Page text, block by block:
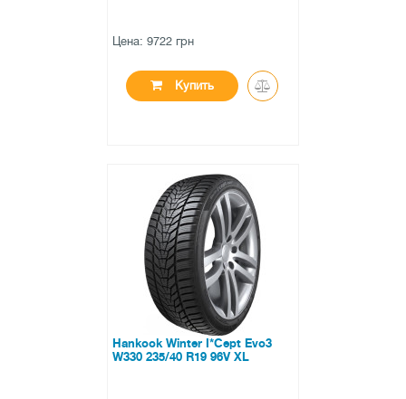
Цена: 9722 грн
Купить
в наличии
0 отзывов
Hankook Winter I*Cept Evo3
W330 235/40 R19 96V XL